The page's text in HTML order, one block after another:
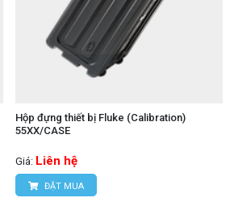
Hộp đựng thiết bị Fluke (Calibration)
55XX/CASE
Giá: Liên hệ
ĐẶT MUA